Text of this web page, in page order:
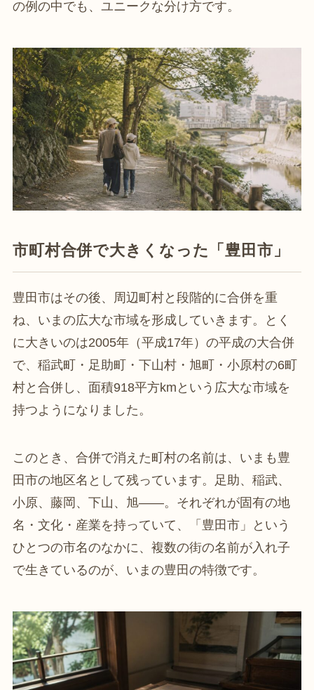
の例の中でも、ユニークな分け方です。
市町村合併で大きくなった「豊田市」
豊田市はその後、周辺町村と段階的に合併を重
ね、いまの広大な市域を形成していきます。とく
に大きいのは2005年（平成17年）の平成の大合併
で、稲武町・足助町・下山村・旭町・小原村の6町
村と合併し、面積918平方kmという広大な市域を
持つようになりました。
このとき、合併で消えた町村の名前は、いまも豊
田市の地区名として残っています。足助、稲武、
小原、藤岡、下山、旭——。それぞれが固有の地
名・文化・産業を持っていて、「豊田市」という
ひとつの市名のなかに、複数の街の名前が入れ子
で生きているのが、いまの豊田の特徴です。